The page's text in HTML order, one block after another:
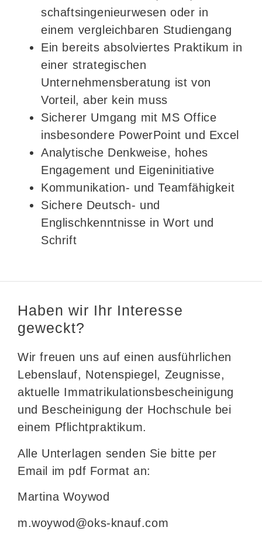
schaftsingenieurwesen oder in
einem vergleichbaren Studiengang
Ein bereits absolviertes Praktikum in
einer strategischen
Unternehmensberatung ist von
Vorteil, aber kein muss
Sicherer Umgang mit MS Office
insbesondere PowerPoint und Excel
Analytische Denkweise, hohes
Engagement und Eigeninitiative
Kommunikation- und Teamfähigkeit
Sichere Deutsch- und
Englischkenntnisse in Wort und
Schrift
Haben wir Ihr Interesse
geweckt?
Wir freuen uns auf einen ausführlichen
Lebenslauf, Notenspiegel, Zeugnisse,
aktuelle Immatrikulationsbescheinigung
und Bescheinigung der Hochschule bei
einem Pflichtpraktikum.
Alle Unterlagen senden Sie bitte per
Email im pdf Format an:
Martina Woywod
m.woywod@oks-knauf.com